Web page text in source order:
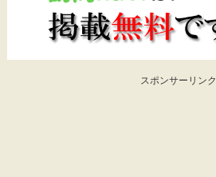
スポンサーリンク